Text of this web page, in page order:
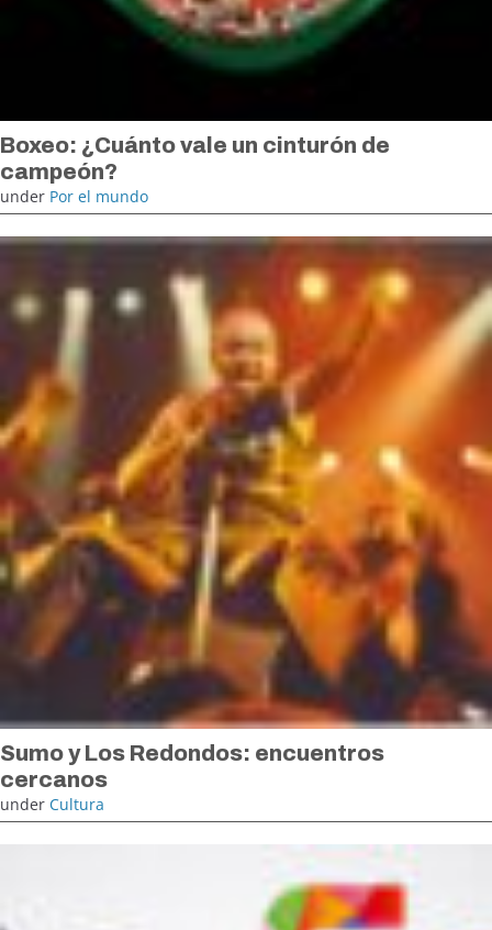
Boxeo: ¿Cuánto vale un cinturón de
campeón?
under Por el mundo
Sumo y Los Redondos: encuentros
cercanos
under Cultura